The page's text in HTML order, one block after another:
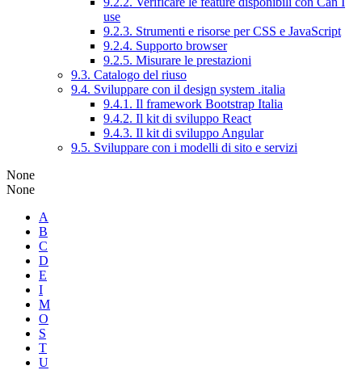
use
9.2.3. Strumenti e risorse per CSS e JavaScript
9.2.4. Supporto browser
9.2.5. Misurare le prestazioni
9.3. Catalogo del riuso
9.4. Sviluppare con il design system .italia
9.4.1. Il framework Bootstrap Italia
9.4.2. Il kit di sviluppo React
9.4.3. Il kit di sviluppo Angular
9.5. Sviluppare con i modelli di sito e servizi
None
None
A
B
C
D
E
I
M
O
S
T
U